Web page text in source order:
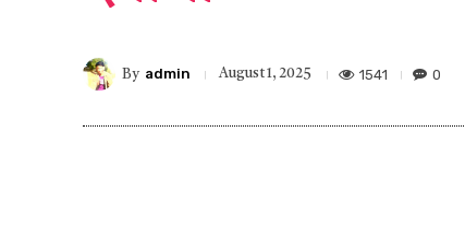
By admin August 1, 2025 1541 0